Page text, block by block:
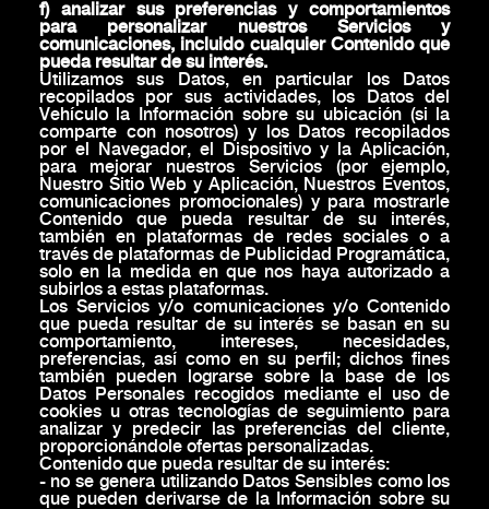
f) analizar sus preferencias y comportamientos
para personalizar nuestros Servicios y
comunicaciones, incluido cualquier Contenido que
pueda resultar de su interés.
Utilizamos sus Datos, en particular los Datos
recopilados por sus actividades, los Datos del
Vehículo la Información sobre su ubicación (si la
comparte con nosotros) y los Datos recopilados
por el Navegador, el Dispositivo y la Aplicación,
para mejorar nuestros Servicios (por ejemplo,
Nuestro Sitio Web y Aplicación, Nuestros Eventos,
comunicaciones promocionales) y para mostrarle
Contenido que pueda resultar de su interés,
también en plataformas de redes sociales o a
través de plataformas de Publicidad Programática,
solo en la medida en que nos haya autorizado a
subirlos a estas plataformas.
Los Servicios y/o comunicaciones y/o Contenido
que pueda resultar de su interés se basan en su
comportamiento, intereses, necesidades,
preferencias, así como en su perfil; dichos fines
también pueden lograrse sobre la base de los
Datos Personales recogidos mediante el uso de
cookies u otras tecnologías de seguimiento para
analizar y predecir las preferencias del cliente,
proporcionándole ofertas personalizadas.
Contenido que pueda resultar de su interés:
- no se genera utilizando Datos Sensibles como los
que pueden derivarse de la Información sobre su